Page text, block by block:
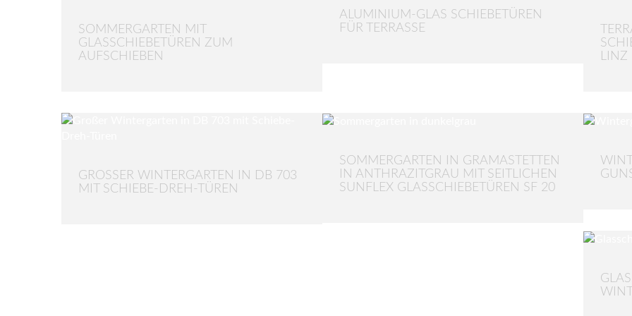
SOMMERGARTEN MIT
GLASSCHIEBETÜREN ZUM
AUFSCHIEBEN
ALUMINIUM-GLAS SCHIEBETÜREN
FÜR TERRASSE
LINZ
GROSSER WINTERGARTEN IN DB 703 M
IT SCHIEBE-DREH-TÜREN
SOMMERGARTEN IN GRAMASTETTEN
IN ANTHRAZITGRAU MIT SEITLICHEN
SUNFLEX GLASSCHIEBETÜREN SF 20